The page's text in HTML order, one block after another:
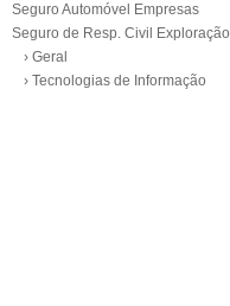
Seguro Automóvel Empresas
Seguro de Resp. Civil Exploração
› Geral
› Tecnologias de Informação